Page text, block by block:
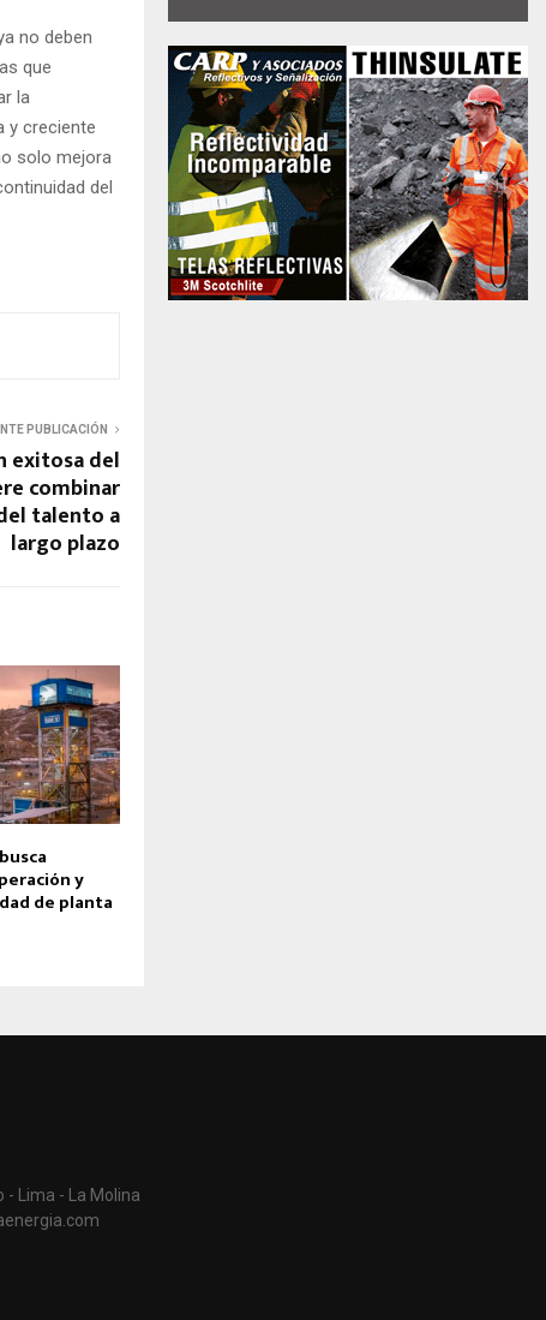
no deben
que
la
y creciente
solo mejora
del
PUBLICACIÓN
exitosa del
combinar
talento a
largo plazo
y
de planta
- Lima - La Molina